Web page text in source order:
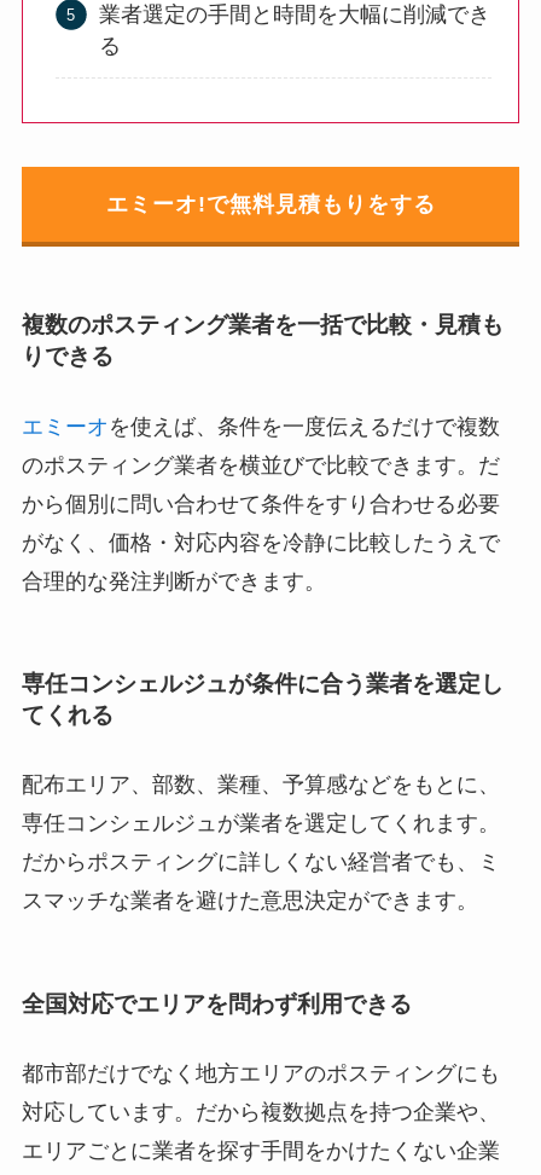
業者選定の手間と時間を大幅に削減でき
る
エミーオ!で無料見積もりをする
複数のポスティング業者を一括で比較・見積も
りできる
エミーオ を使えば、条件を一度伝えるだけで複数
のポスティング業者を横並びで比較できます。だ
から個別に問い合わせて条件をすり合わせる必要
がなく、価格・対応内容を冷静に比較したうえで
合理的な発注判断ができます。
専任コンシェルジュが条件に合う業者を選定し
てくれる
配布エリア、部数、業種、予算感などをもとに、
専任コンシェルジュが業者を選定してくれます。
だからポスティングに詳しくない経営者でも、ミ
スマッチな業者を避けた意思決定ができます。
全国対応でエリアを問わず利用できる
都市部だけでなく地方エリアのポスティングにも
対応しています。だから複数拠点を持つ企業や、
エリアごとに業者を探す手間をかけたくない企業